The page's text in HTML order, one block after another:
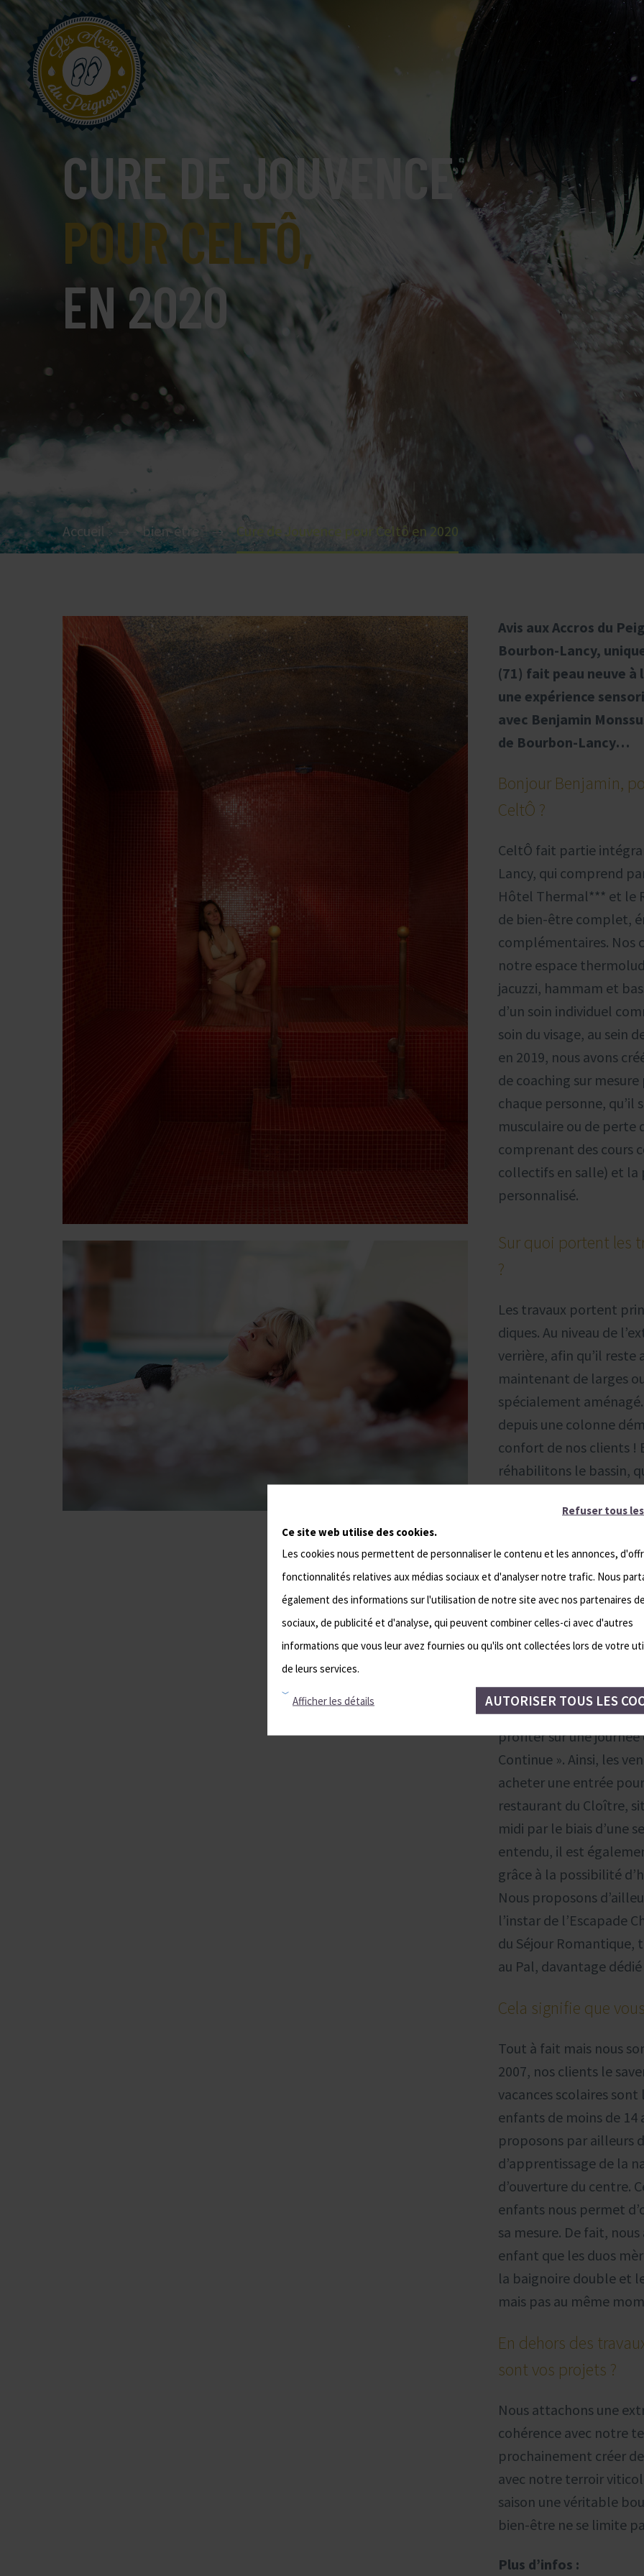
Refuser tous
Ce site web utilise des cookies.
Les cookies nous permettent de personnaliser le contenu et les annonces,
fonctionnalités relatives aux médias sociaux et d'analyser notre trafic. Nous
également des informations sur l'utilisation de notre site avec nos partenaires
sociaux, de publicité et d'analyse, qui peuvent combiner celles-ci avec d'autres
informations que vous leur avez fournies ou qu'ils ont collectées lors de votre
de leurs services.
AUTORISER TOUS LES
Afficher les détails
CURE DE JOUVENCE
POUR CELTÔ,
EN 2020
Accueil bien-être Cure de Jouvence pour Celtô en 2020
Avis aux Accros du
Bourbon-Lancy,
(71) fait peau neuve
une expérience
avec Benjamin
de Bourbon-Lancy…
Bonjour Benjamin,
CeltÔ ?
CeltÔ fait partie
Lancy, qui comprend
Hôtel Thermal*** et le
de bien-être complet,
complémentaires. Nos
notre espace
jacuzzi, hammam et
d’un soin individuel
soin du visage, au sein
en 2019, nous avons
de coaching sur
chaque personne, qu’il
musculaire ou de perte
comprenant des cours
collectifs en salle) et la
personnalisé.
Sur quoi portent les
?
Les travaux portent
diques. Au niveau de
verrière, afin qu’il
maintenant de larges
spécialement
depuis une colonne
confort de nos clients !
réhabilitons le bassin,
d’une nouvelle
et nous modernisons
sauna disposera
jacuzzi et nous
marocain avec la mise
se rafraîchir avec de
Comment peut-on
Chez nous, les entrées
la demi-journée,
profiter sur une
Continue ». Ainsi, les
acheter une entrée
restaurant du Cloître,
midi par le biais d’une
entendu, il est
grâce à la possibilité
Nous proposons
l’instar de l’Escapade
du Séjour Romantique,
au Pal, davantage
Cela signifie que
Tout à fait mais nous
2007, nos clients le
vacances scolaires
enfants de moins de 14
proposons par ailleurs
d’apprentissage de la
d’ouverture du centre.
enfants nous permet
sa mesure. De fait,
enfant que les duos
la baignoire double et
mais pas au même
En dehors des
sont vos projets ?
Nous attachons une
cohérence avec notre
prochainement créer
avec notre terroir
saison une véritable
bien-être ne se limite
Plus d’infos :